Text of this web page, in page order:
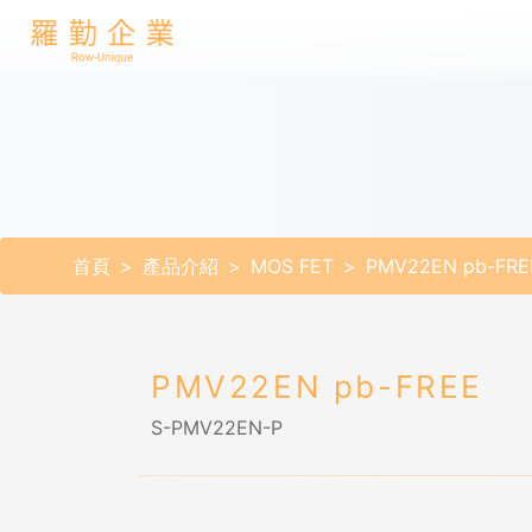
首頁 產品介紹 MOS FET PMV22EN pb-
PMV22EN pb-FREE
S-PMV22EN-P